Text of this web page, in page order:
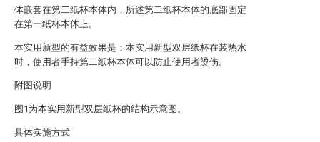
体嵌套在第二纸杯本体内，所述第二纸杯本体的底部固定
在第一纸杯本体上。
本实用新型的有益效果是：本实用新型双层纸杯在装热水
时，使用者手持第二纸杯本体可以防止使用者烫伤。
附图说明
图1为本实用新型双层纸杯的结构示意图。
具体实施方式